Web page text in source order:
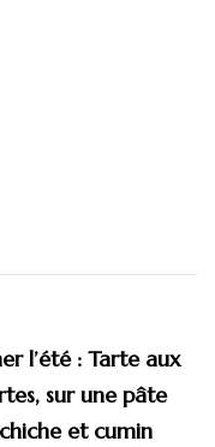
l’été : Tarte aux
sur une pâte
et cumin